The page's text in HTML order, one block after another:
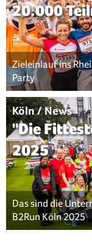
20.000
Zieleinlauf ins
Party
Köln / News
"Die
2025
Das sind die
B2Run Köln 2025